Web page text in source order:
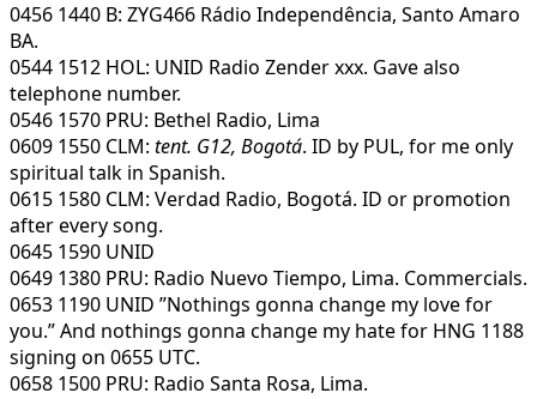
0456 1440 B: ZYG466 Rádio Independência, Santo Amaro
BA.
0544 1512 HOL: UNID Radio Zender xxx. Gave also
telephone number.
0546 1570 PRU: Bethel Radio, Lima
0609 1550 CLM: tent. G12, Bogotá. ID by PUL, for me only
spiritual talk in Spanish.
0615 1580 CLM: Verdad Radio, Bogotá. ID or promotion
after every song.
0645 1590 UNID
0649 1380 PRU: Radio Nuevo Tiempo, Lima. Commercials.
0653 1190 UNID ”Nothings gonna change my love for
you.” And nothings gonna change my hate for HNG 1188
signing on 0655 UTC.
0658 1500 PRU: Radio Santa Rosa, Lima.